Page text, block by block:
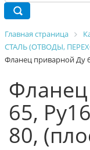
Главная страница
СТАЛЬ (ОТВОДЫ,
Фланец приварной Ду
65,
80,